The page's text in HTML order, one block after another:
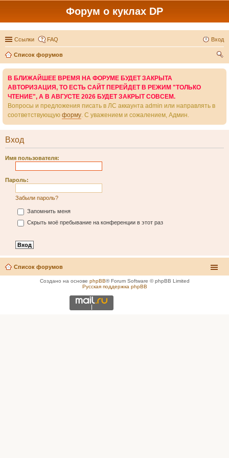
Форум о куклах DP
Ссылки FAQ Вход
Список форумов
В БЛИЖАЙШЕЕ ВРЕМЯ НА ФОРУМЕ БУДЕТ ЗАКРЫТА
АВТОРИЗАЦИЯ, ТО ЕСТЬ САЙТ ПЕРЕЙДЕТ В РЕЖИМ "ТОЛЬКО
ЧТЕНИЕ", А В АВГУСТЕ 2026 БУДЕТ ЗАКРЫТ СОВСЕМ.
Вопросы и предложения писать в ЛС аккаунта admin или направлять в
соответствующую форму. С уважением и сожалением, Админ.
Вход
Имя пользователя:
Пароль:
Забыли пароль?
Запомнить меня
Скрыть моё пребывание на конференции в этот раз
Список форумов
Создано на основе phpBB® Forum Software © phpBB Limited
Русская поддержка phpBB